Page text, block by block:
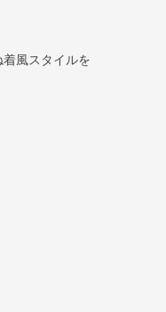
風スタイルを